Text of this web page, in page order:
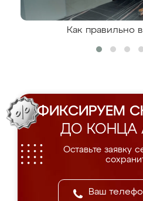
Как правильно
ФИКСИРУЕМ
ДО КОНЦА
Оставьте заявку